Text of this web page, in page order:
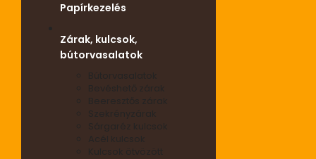
Papírkezelés
Zárak, kulcsok,
bútorvasalatok
Bútorvasalatok
Bevéshető zárak
Beeresztős zárak
Szekrényzárak
Sárgaréz kulcsok
Acél kulcsok
Kulcsok ötvözött